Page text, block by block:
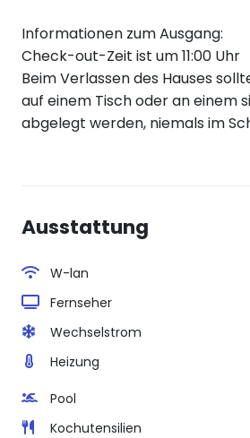
Informationen zum Ausgang:
Check-out-Zeit ist um 11:00 Uhr
Beim Verlassen des Hauses
auf einem Tisch oder an einem
abgelegt werden, niemals im
Ausstattung
W-lan
Fernseher
Wechselstrom
Heizung
Pool
Kochutensilien